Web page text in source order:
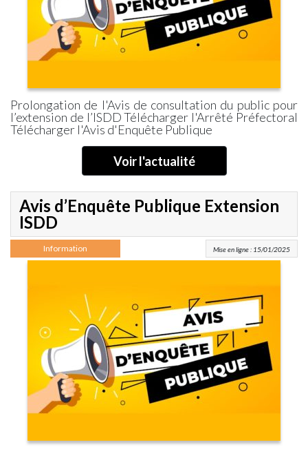
Prolongation de l'Avis de consultation du public pour
l’extension de l’ISDD Télécharger l'Arrêté Préfectoral
Télécharger l'Avis d'Enquête Publique
Voir l'actualité
Avis d’Enquête Publique Extension
ISDD
Information Mise en ligne : 15/01/2025